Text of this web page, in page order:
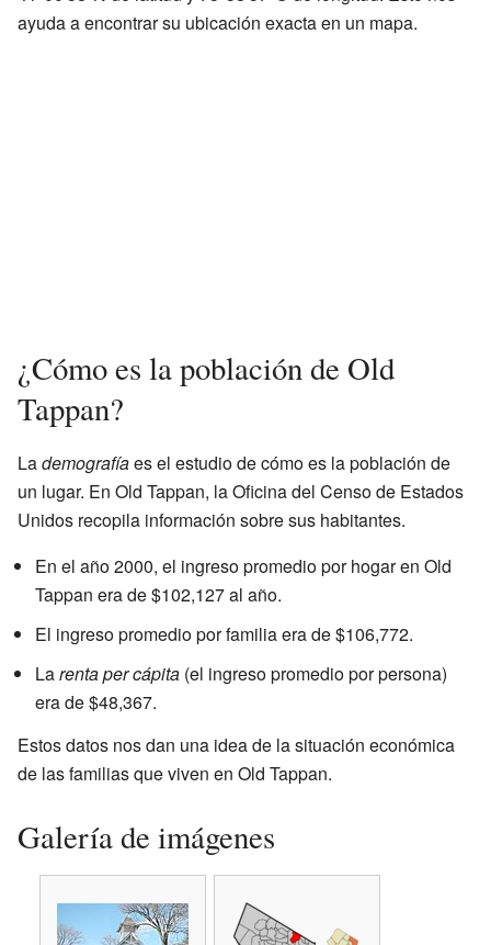
ayuda a encontrar su ubicación exacta en un mapa.
¿Cómo es la población de Old
Tappan?
Lademografíaes el estudio de cómo es la población de
un lugar. En Old Tappan, la Oficina del Censo de Estados
Unidos recopila información sobre sus habitantes.
En el año 2000, el ingreso promedio por hogar en Old
Tappan era de $102,127 al año.
El ingreso promedio por familia era de $106,772.
Larenta per cápita (el ingreso promedio por persona)
era de $48,367.
Estos datos nos dan una idea de la situación económica
de las familias que viven en Old Tappan.
Galería de imágenes